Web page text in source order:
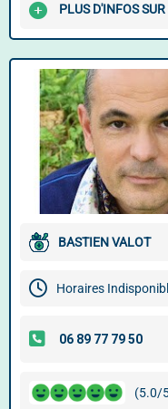
PLUS D'INFOS
BASTIEN VALOT
Horaires
(5.0/